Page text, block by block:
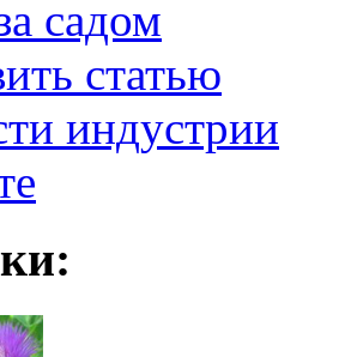
садом
статью
индустрии